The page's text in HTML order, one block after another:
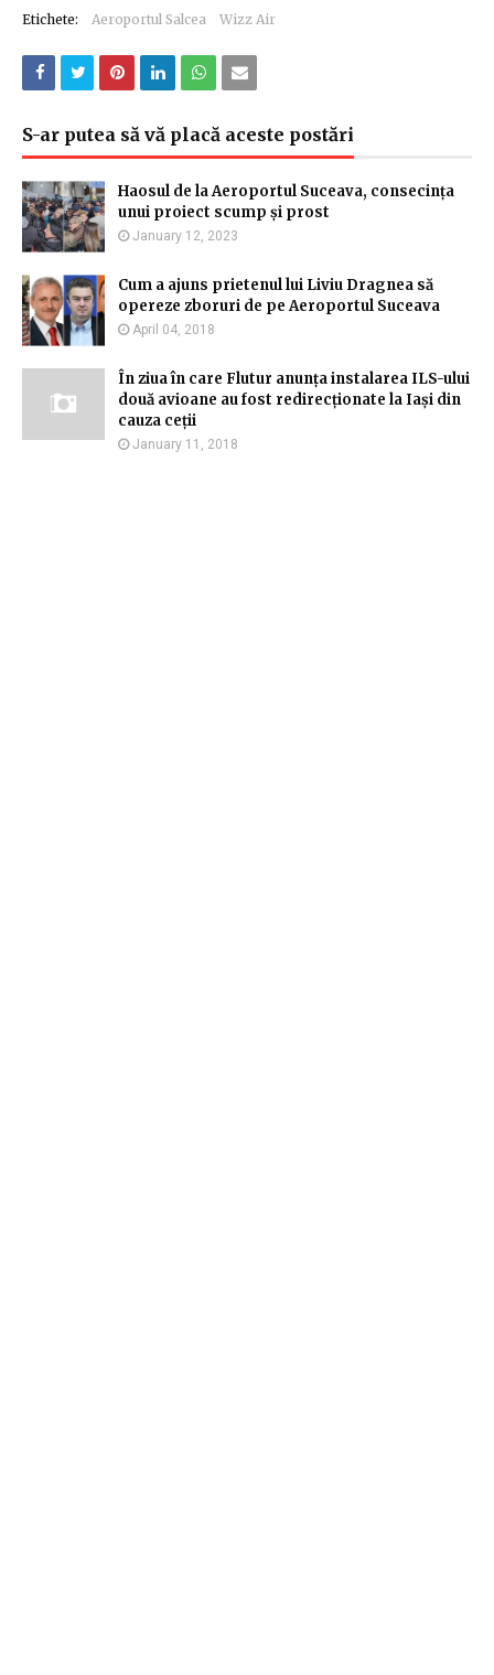
Etichete: Aeroportul Salcea Wizz Air
S-ar putea să vă placă aceste postări
Haosul de la Aeroportul Suceava, consecința
unui proiect scump și prost
January 12, 2023
Cum a ajuns prietenul lui Liviu Dragnea să
opereze zboruri de pe Aeroportul Suceava
April 04, 2018
În ziua în care Flutur anunța instalarea ILS-ului
două avioane au fost redirecționate la Iași din
cauza ceții
January 11, 2018